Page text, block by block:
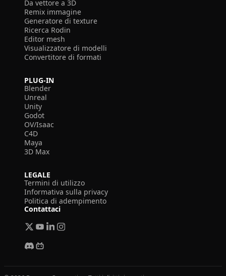
Da vettore a 3D
Remix immagine
Generatore di texture
Ricerca Rodin
Editor mesh
Visualizzatore di modelli
Convertitore di formati
PLUG-IN
Blender
Unreal
Unity
Godot
OV/Isaac
C4D
Maya
3D Max
LEGALE
Termini di utilizzo
Informativa sulla privacy
Politica di adempimento
Contattaci